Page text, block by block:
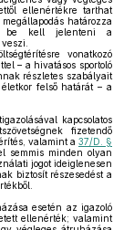
ellenértékre tarthat
határozza
be kell jelenteni a
vonatkozó
– a hivatásos sportoló
részletes szabályait
felső határát – a
kapcsolatos
fizetendő
valamint a 37/D. §
semmis minden olyan
jogot ideiglenesen
biztosít részesedést a
esetén az igazoló
ellenérték; valamint